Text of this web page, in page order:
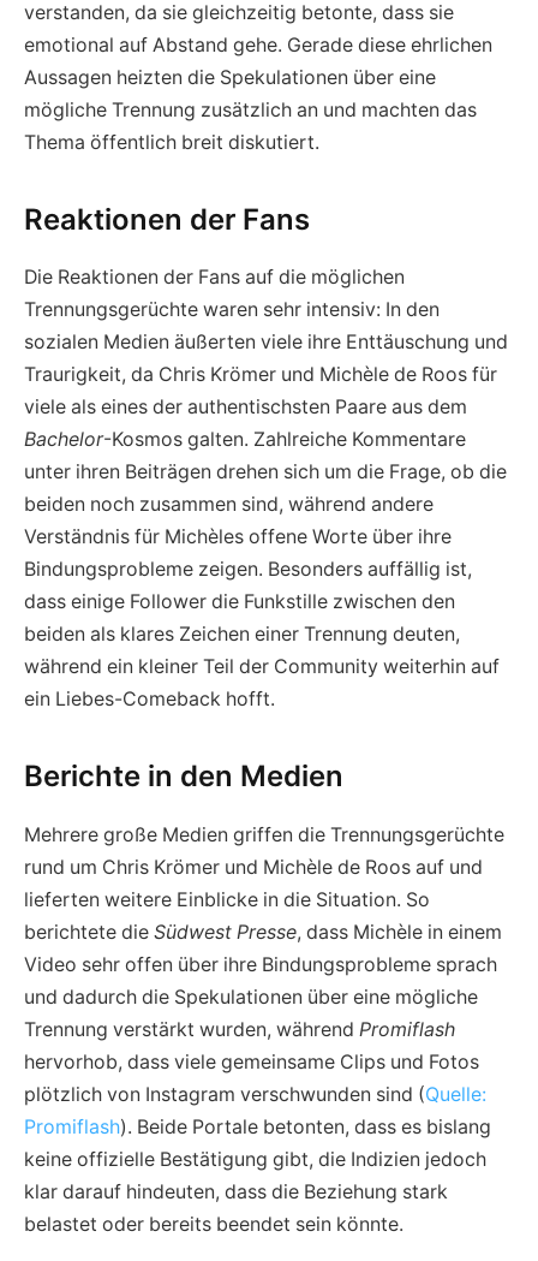
verstanden, da sie gleichzeitig betonte, dass sie
emotional auf Abstand gehe. Gerade diese ehrlichen
Aussagen heizten die Spekulationen über eine
mögliche Trennung zusätzlich an und machten das
Thema öffentlich breit diskutiert.
Reaktionen der Fans
Die Reaktionen der Fans auf die möglichen
Trennungsgerüchte waren sehr intensiv: In den
sozialen Medien äußerten viele ihre Enttäuschung und
Traurigkeit, da Chris Krömer und Michèle de Roos für
viele als eines der authentischsten Paare aus dem
Bachelor-Kosmos galten. Zahlreiche Kommentare
unter ihren Beiträgen drehen sich um die Frage, ob die
beiden noch zusammen sind, während andere
Verständnis für Michèles offene Worte über ihre
Bindungsprobleme zeigen. Besonders auffällig ist,
dass einige Follower die Funkstille zwischen den
beiden als klares Zeichen einer Trennung deuten,
während ein kleiner Teil der Community weiterhin auf
ein Liebes-Comeback hofft.
Berichte in den Medien
Mehrere große Medien griffen die Trennungsgerüchte
rund um Chris Krömer und Michèle de Roos auf und
lieferten weitere Einblicke in die Situation. So
berichtete die Südwest Presse, dass Michèle in einem
Video sehr offen über ihre Bindungsprobleme sprach
und dadurch die Spekulationen über eine mögliche
Trennung verstärkt wurden, während Promiflash
hervorhob, dass viele gemeinsame Clips und Fotos
plötzlich von Instagram verschwunden sind (Quelle:
Promiflash). Beide Portale betonten, dass es bislang
keine offizielle Bestätigung gibt, die Indizien jedoch
klar darauf hindeuten, dass die Beziehung stark
belastet oder bereits beendet sein könnte.